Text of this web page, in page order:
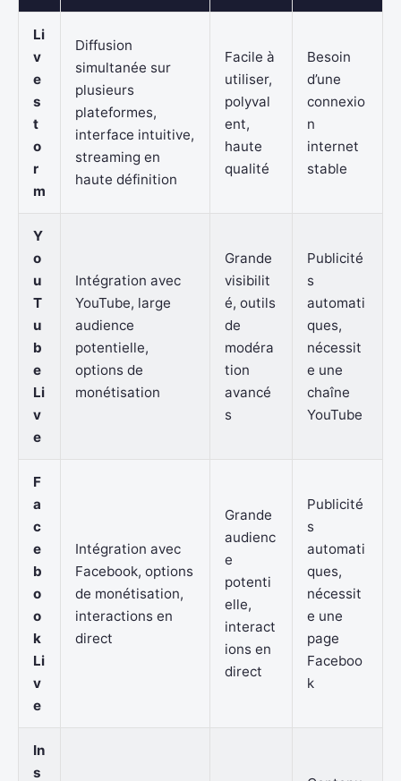
Li
v
e
s
t
o
r
m
Diffusion
simultanée sur
plusieurs
plateformes,
interface intuitive,
streaming en
haute définition
Facile à
utiliser,
polyval
ent,
haute
qualité
Besoin
d’une
connexio
n
internet
stable
Y
o
u
T
u
b
e
Li
v
e
Intégration avec
YouTube, large
audience
potentielle,
options de
monétisation
Grande
visibilit
é, outils
de
modéra
tion
avancé
s
Publicité
s
automati
ques,
nécessit
e une
chaîne
YouTube
F
a
c
e
b
o
o
k
Li
v
e
Intégration avec
Facebook, options
de monétisation,
interactions en
direct
Grande
audienc
e
potenti
elle,
interact
ions en
direct
Publicité
s
automati
ques,
nécessit
e une
page
Faceboo
k
In
s